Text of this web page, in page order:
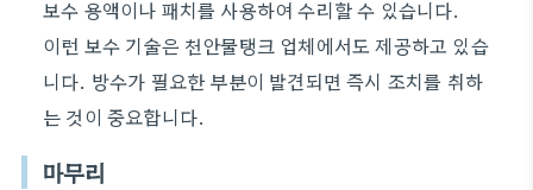
보수 용액이나 패치를 사용하여 수리할 수 있습니다.
이런 보수 기술은 천안물탱크 업체에서도 제공하고 있습
니다. 방수가 필요한 부분이 발견되면 즉시 조치를 취하
는 것이 중요합니다.
마무리